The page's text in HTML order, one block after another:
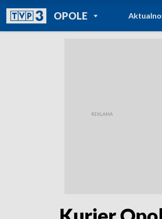
OPOLEPOWRÓT DO
TVP REGIONY